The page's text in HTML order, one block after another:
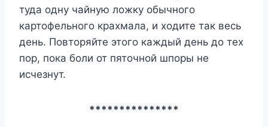
туда одну чайную ложку обычного
картофельного крахмала, и ходите так весь
день. Повторяйте этого каждый день до тех
пор, пока боли от пяточной шпоры не
исчезнут.
***************